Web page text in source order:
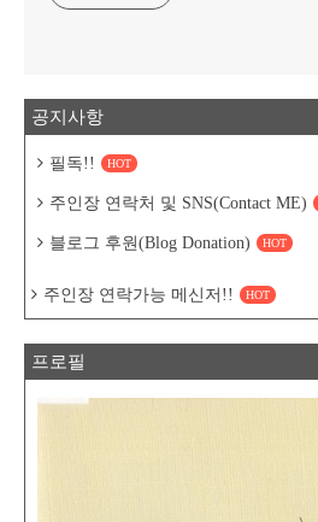
공지사항
필독!! HOT
주인장 연락처 및 SNS(Contact ME)
블로그 후원(Blog Donation) HOT
주인장 연락가능 메신저!! HOT
프로필